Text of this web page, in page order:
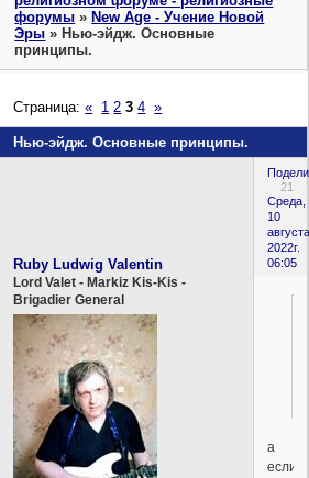
форумы »New Age - Учение Новой
Эры »Нью-эйдж. Основные
принципы.
Нью-эйдж. Основные принципы.
Страница:« 1 2 3 4 »
21
Среда,
10
2022г.
06:05
Ruby Ludwig Valentin
Lord Valet - Markiz Kis-Kis -
Brigadier General
а
если